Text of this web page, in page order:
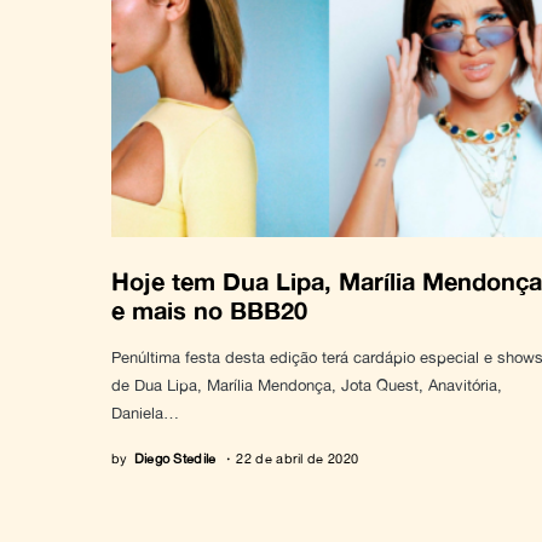
Hoje tem Dua Lipa, Marília Mendonça
e mais no BBB20
Penúltima festa desta edição terá cardápio especial e shows
de Dua Lipa, Marília Mendonça, Jota Quest, Anavitória,
Daniela…
by Diego Stedile 22 de abril de 2020